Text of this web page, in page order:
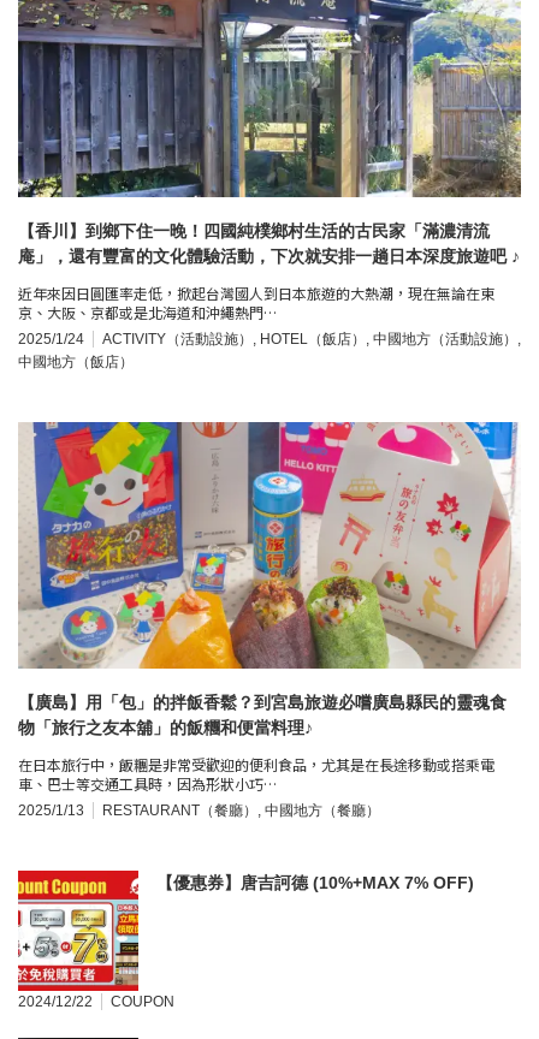
【香川】到鄉下住一晚！四國純樸鄉村生活的古民家「滿濃清流
庵」，還有豐富的文化體驗活動，下次就安排一趟日本深度旅遊吧 ♪
近年來因日圓匯率走低，掀起台灣國人到日本旅遊的大熱潮，現在無論在東
京、大阪、京都或是北海道和沖繩熱門…
2025/1/24 ACTIVITY（活動設施） , HOTEL（飯店） , 中國地方（活動設施） ,
中國地方（飯店）
【廣島】用「包」的拌飯香鬆？到宮島旅遊必嚐廣島縣民的靈魂食
物「旅行之友本舖」的飯糰和便當料理♪
在日本旅行中，飯糰是非常受歡迎的便利食品，尤其是在長途移動或搭乘電
車、巴士等交通工具時，因為形狀小巧…
2025/1/13 RESTAURANT（餐廳） , 中國地方（餐廳）
【優惠券】唐吉訶德 (10%+MAX 7% OFF)
2024/12/22 COUPON